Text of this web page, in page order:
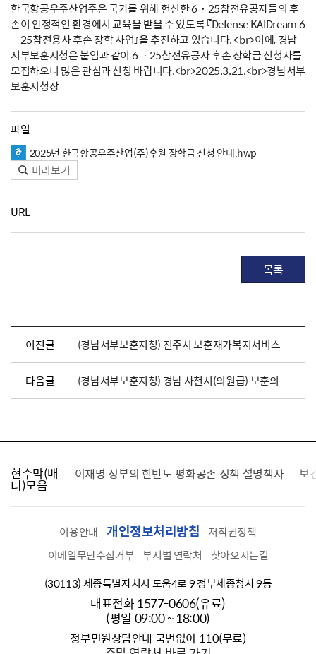
한국항공우주산업주은 국가를 위해 헌신한 6‧25참전유공자들의 후
손이 안정적인 환경에서 교육을 받을 수 있도록 『Defense KAIDream 6
ㆍ25참전용사 후손 장학 사업』을 추진하고 있습니다. <br>이에, 경남
서부보훈지청은 붙임과 같이 6 ㆍ25참전유공자 후손 장학금 신청자를
모집하오니 많은 관심과 신청 바랍니다.<br>2025.3.21.<br>경남서부
보훈지청장
파일
2025년 한국항공우주산업(주)후원 장학금 신청 안내.hwp
미리보기
URL
목록
이전글 (경남서부보훈지청) 진주시 보훈재가복지서비스 위탁기관 모집 공고
다음글 (경남서부보훈지청) 경남 사천시(의원급) 보훈의료 위탁병원 지정 재공개모집 공고
현수막(배
너)모음
찾습니다 이재명 정부의 한반도 평화공존 정책 설명책자 보
이용안내 개인정보처리방침
저작권정책
이메일무단수집거부 부서별 연락처
찾아오시는길
(30113) 세종특별자치시 도움4로 9 정부세종청사 9동
대표전화 1577-0606(유료)
(평일 09:00 ~ 18:00)
정부민원상담안내 국번없이 110(무료)